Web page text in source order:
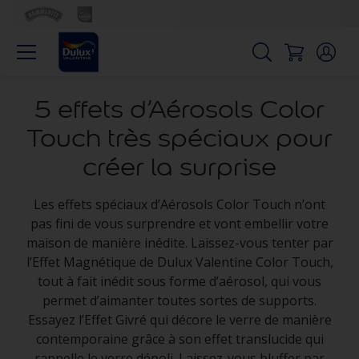
5 effets d’Aérosols Color
Touch très spéciaux pour
créer la surprise
Les effets spéciaux d’Aérosols Color Touch n’ont
pas fini de vous surprendre et vont embellir votre
maison de manière inédite. Laissez-vous tenter par
l’Effet Magnétique de Dulux Valentine Color Touch,
tout à fait inédit sous forme d’aérosol, qui vous
permet d’aimanter toutes sortes de supports.
Essayez l’Effet Givré qui décore le verre de manière
contemporaine grâce à son effet translucide qui